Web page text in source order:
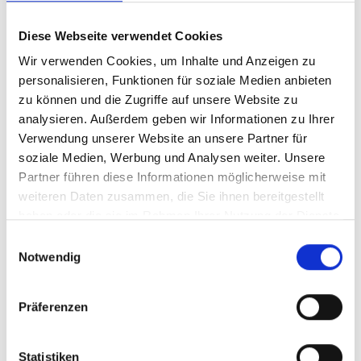
Diese Webseite verwendet Cookies
Wir verwenden Cookies, um Inhalte und Anzeigen zu
personalisieren, Funktionen für soziale Medien anbieten
zu können und die Zugriffe auf unsere Website zu
analysieren. Außerdem geben wir Informationen zu Ihrer
Verwendung unserer Website an unsere Partner für
soziale Medien, Werbung und Analysen weiter. Unsere
Partner führen diese Informationen möglicherweise mit
weiteren Daten zusammen, die Sie ihnen bereitgestellt
Notwendig
Präferenzen
Statistiken
DIY-Dekorationen:Finden Sie kreative
Anleitungen für individuelle Dekorationen, die
Sie ganz leicht selbst umsetzen können.
Exklusive Einblicke:Erhalten Sie Zugang zu den
schönsten Wohnträumen und Gartenparadiesen
weltweit.
Jeden Monat neu: Ihre Quelle für
Mit einem
überraschen
praktischen Anleitungen. Stellen Sie sich vor, wie
Sie jedes Monat ein neues Heft voller kreativer
sofort inspiriert und motiviert, Ihr Zuhause und